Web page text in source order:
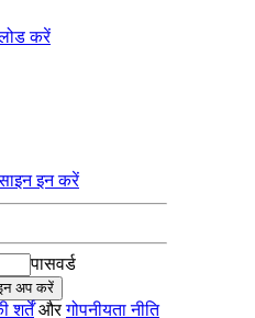
करें
इन करें
पासवर्ड
अप करें
शर्तें और गोपनीयता नीति